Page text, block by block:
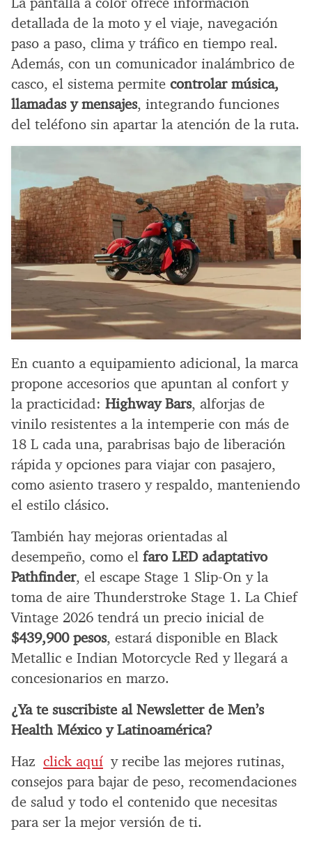
detallada de la moto y el viaje, navegación
paso a paso, clima y tráfico en tiempo real.
Además, con un comunicador inalámbrico de
casco, el sistema permite controlar música,
llamadas y mensajes, integrando funciones
del teléfono sin apartar la atención de la ruta.
En cuanto a equipamiento adicional, la marca
propone accesorios que apuntan al confort y
la practicidad: Highway Bars, alforjas de
vinilo resistentes a la intemperie con más de
18 L cada una, parabrisas bajo de liberación
rápida y opciones para viajar con pasajero,
como asiento trasero y respaldo, manteniendo
el estilo clásico.
También hay mejoras orientadas al
desempeño, como el faro LED adaptativo
Pathfinder, el escape Stage 1 Slip-On y la
toma de aire Thunderstroke Stage 1. La Chief
Vintage 2026 tendrá un precio inicial de
$439,900 pesos, estará disponible en Black
Metallic e Indian Motorcycle Red y llegará a
concesionarios en marzo.
¿Ya te suscribiste al Newsletter de Men’s
Health México y Latinoamérica?
Haz click aquí y recibe las mejores rutinas,
consejos para bajar de peso, recomendaciones
de salud y todo el contenido que necesitas
para ser la mejor versión de ti.